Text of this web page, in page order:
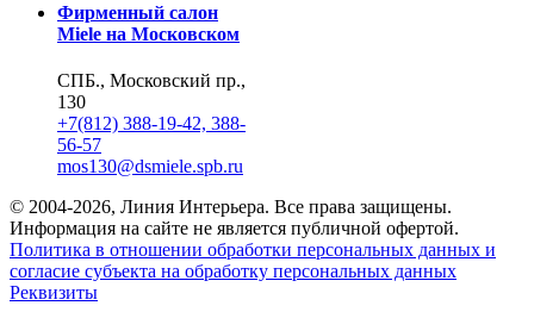
Фирменный салон
Miele на Московском
СПБ., Московский пр.,
130
+7(812) 388-19-42, 388-
56-57
mos130@dsmiele.spb.ru
© 2004-2026, Линия Интерьера. Все права защищены.
Информация на сайте не является публичной офертой.
Политика в отношении обработки персональных данных и
согласие субъекта на обработку персональных данных
Реквизиты